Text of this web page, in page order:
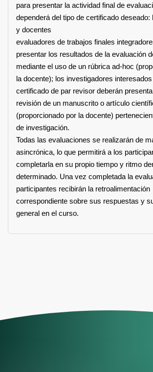
para presentar la actividad final de
dependerá del tipo de certificado deseado:
y docentes
evaluadores de trabajos finales
presentar los resultados de la evaluación
mediante el uso de un rúbrica ad-hoc
la docente); los investigadores
certificado de par revisor deberán
revisión de un manuscrito o artículo
(proporcionado por la docente)
de investigación.
Todas las evaluaciones se realizarán de
asincrónica, lo que permitirá a los
completarla en su propio tiempo y ritmo
determinado. Una vez completada la
participantes recibirán la retroalimentación
correspondiente sobre sus respuestas y
general en el curso.